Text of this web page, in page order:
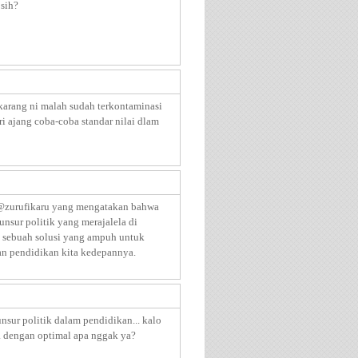
ni malah sudah terkontaminasi
coba-coba standar nilai dlam
yang mengatakan bahwa
politik yang merajalela di
solusi yang ampuh untuk
pendidikan kita kedepannya.
politik dalam pendidikan... kalo
optimal apa nggak ya?